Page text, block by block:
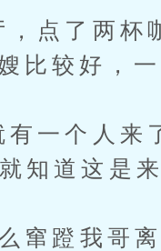
点了两杯
比较好，一
一个人来
知道这是来
蹬我哥离